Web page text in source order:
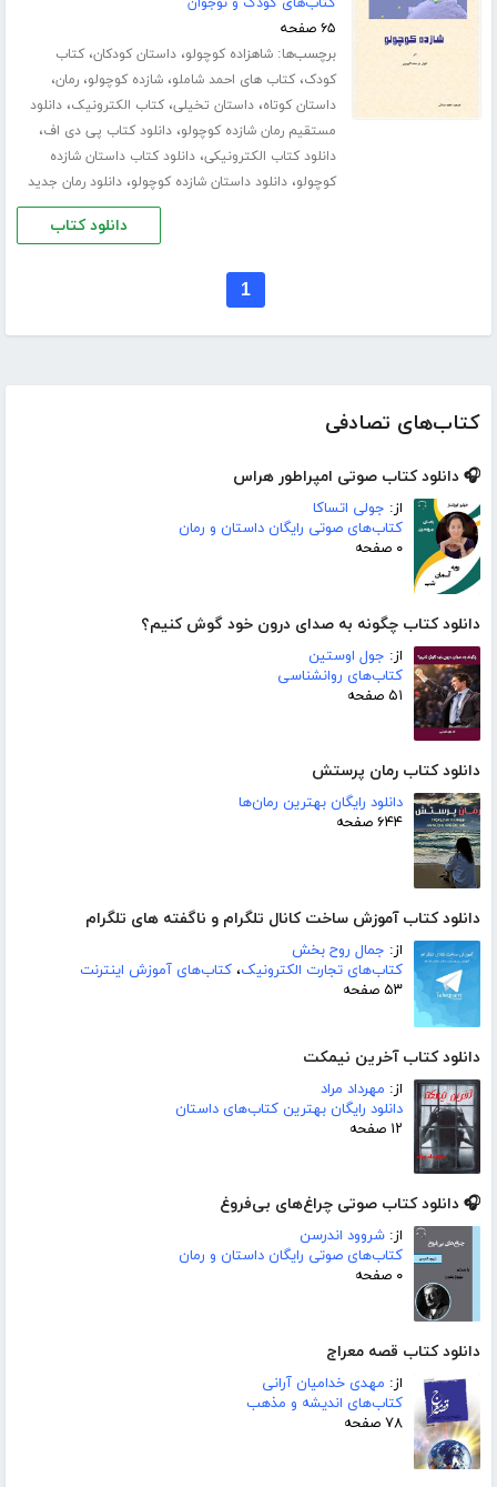
کتاب‌های تصادفی
🎧 دانلود کتاب صوتی امپراطور هراس
از: جولی اتساکا
کتاب‌های صوتی رایگان داستان و رمان
۰ صفحه
دانلود کتاب چگونه به صدای درون خود گوش کنیم؟
از: جول اوستین
کتاب‌های روانشناسی
۵۱ صفحه
دانلود کتاب رمان پرستش
دانلود رایگان بهترین رمان‌ها
۶۴۴ صفحه
دانلود کتاب آموزش ساخت کانال تلگرام و ناگفته های تلگرام
از: جمال روح بخش
کتاب‌های تجارت الکترونیک، کتاب‌های آموزش اینترنت
۵۳ صفحه
دانلود کتاب آخرین نیمکت
از: مهرداد مراد
دانلود رایگان بهترین کتاب‌های داستان
۱۲ صفحه
🎧 دانلود کتاب صوتی چراغ‌های بی‌فروغ
از: شروود اندرسن
کتاب‌های صوتی رایگان داستان و رمان
۰ صفحه
دانلود کتاب قصه معراج
از: مهدی خدامیان آرانی
کتاب‌های اندیشه و مذهب
۷۸ صفحه
۶۵ صفحه
برچسب‌ها:شاهزاده کوچولو،داستان کودکان،کتاب
کودک،کتاب های احمد شاملو،شازده کوچولو،رمان،
داستان کوتاه،داستان تخیلی،کتاب الکترونیک،دانلود
مستقیم رمان شازده کوچولو،دانلود کتاب پی دی اف،
دانلود کتاب الکترونیکی،دانلود کتاب داستان شازده
کوچولو،دانلود داستان شازده کوچولو،دانلود رمان جدید
دانلود کتاب
1